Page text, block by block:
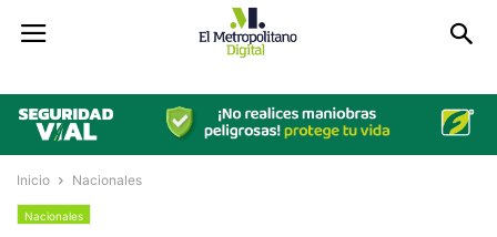
Inicio Nacionales
Nacionales